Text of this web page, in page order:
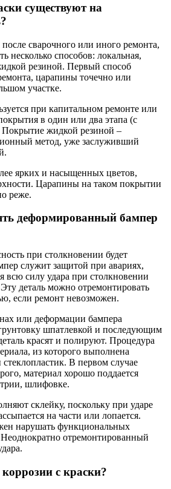
существуют на
сварочного или иного ремонта,
несколько способов: локальная,
резиной. Первый способ
царапины точечно или
участке.
при капитальном ремонте или
в один или два этапа (с
Покрытие жидкой резиной –
метод, уже заслуживший
ярких и насыщенных цветов,
Царапины на таком покрытии
реже.
деформированный бампер
при столкновении будет
служит защитой при авариях,
всю силу удара при столкновении
деталь можно отремонтировать
если ремонт невозможен.
или деформации бампера
шпатлевкой и последующим
красят и полируют. Процедура
из которого выполнена
стеклопластик. В первом случае
материал хорошо поддается
шлифовке.
склейку, поскольку при ударе
на части или лопается.
нарушать функциональных
Неоднократно отремонтированный
с краски?